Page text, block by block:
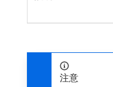
注意